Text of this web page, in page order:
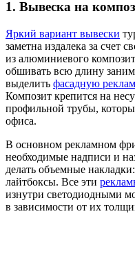
1. Вывеска на
Яркий вариант вывески
заметна издалека за счет
из алюминиевого
обшивать всю длину
выделить фасадную реклам
Композит крепится на
профильной трубы,
офиса.
В основном рекламном
необходимые надписи и
делать объемные
лайтбоксы. Все эти
изнутри светодиодными
в зависимости от их